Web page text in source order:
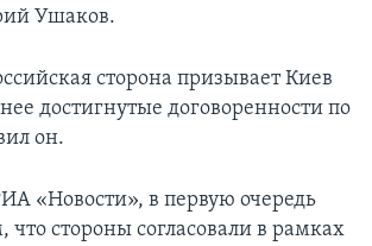
Ушаков.
сторона призывает Киев
достигнутые договоренности по
он.
«Новости», в первую очередь
что стороны согласовали в рамках